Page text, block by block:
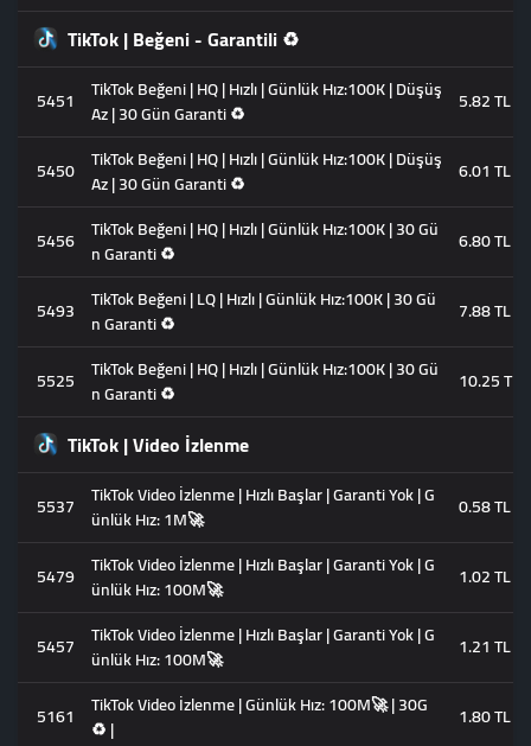
TikTok | Beğeni - Garantili ♻️
5451
TikTok Beğeni | HQ | Hızlı | Günlük Hız:100K | Düşüş
Az | 30 Gün Garanti ♻️
5.82 TL
5450 TikTok Beğeni | HQ | Hızlı | Günlük Hız:100K | Düşüş
Az | 30 Gün Garanti ♻️
6.01 TL
5456 TikTok Beğeni | HQ | Hızlı | Günlük Hız:100K | 30 Gü
n Garanti ♻️
6.80 TL
5493 TikTok Beğeni | LQ | Hızlı | Günlük Hız:100K | 30 Gü
n Garanti ♻️
7.88 TL
5525 TikTok Beğeni | HQ | Hızlı | Günlük Hız:100K | 30 Gü
n Garanti ♻️
10.25 TL
TikTok | Video İzlenme
5537 TikTok Video İzlenme | Hızlı Başlar | Garanti Yok | G
ünlük Hız: 1M🚀
0.58 TL
5479 TikTok Video İzlenme | Hızlı Başlar | Garanti Yok | G
ünlük Hız: 100M🚀
1.02 TL
5457 TikTok Video İzlenme | Hızlı Başlar | Garanti Yok | G
ünlük Hız: 100M🚀
1.21 TL
5161
TikTok Video İzlenme | Günlük Hız: 100M🚀 | 30G
♻️ |
1.80 TL